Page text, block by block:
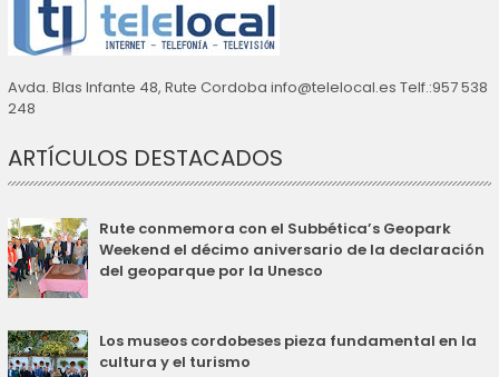
Avda. Blas Infante 48, Rute Cordoba info@telelocal.es Telf.:957 538
248
ARTÍCULOS DESTACADOS
Rute conmemora con el Subbética’s Geopark
Weekend el décimo aniversario de la declaración
del geoparque por la Unesco
Los museos cordobeses pieza fundamental en la
cultura y el turismo